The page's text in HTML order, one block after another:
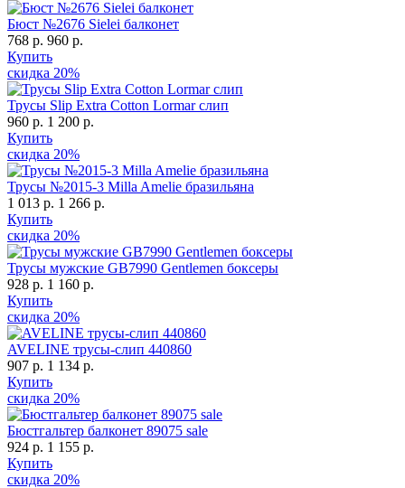
Бюст №2676 Sielei балконет
768 р. 960 р.
Купить
скидка 20%
Трусы Slip Extra Cotton Lormar слип
960 р. 1 200 р.
Купить
скидка 20%
Трусы №2015-3 Milla Amelie бразильяна
1 013 р. 1 266 р.
Купить
скидка 20%
Трусы мужские GB7990 Gentlemen боксеры
928 р. 1 160 р.
Купить
скидка 20%
AVELINE трусы-слип 440860
907 р. 1 134 р.
Купить
скидка 20%
Бюстгальтер балконет 89075 sale
924 р. 1 155 р.
Купить
скидка 20%